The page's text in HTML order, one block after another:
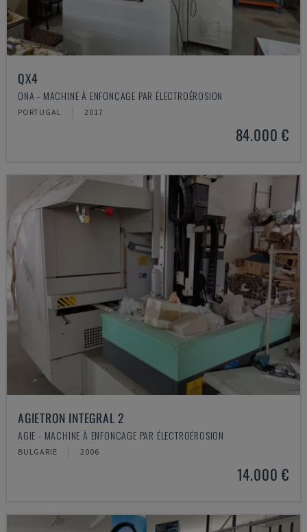
QX4
ONA - MACHINE À ENFONÇAGE PAR ÉLECTROÉROSION
PORTUGAL 2017
84.000 €
AGIETRON INTEGRAL 2
AGIE - MACHINE À ENFONÇAGE PAR ÉLECTROÉROSION
BULGARIE 2006
14.000 €